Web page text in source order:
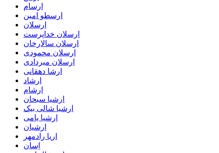
ارسام
ارسطو امین
ارسلان
ارسلان خداپرست
ارسلان سالارخان
ارسلان محمودی
ارسلان میردادی
ارشا دهقانی
ارشاد
ارشام
ارشیا سبحان
ارشیا شالی بیک
ارشیا یامی
ارشیان
اریا رادمهر
اِسان